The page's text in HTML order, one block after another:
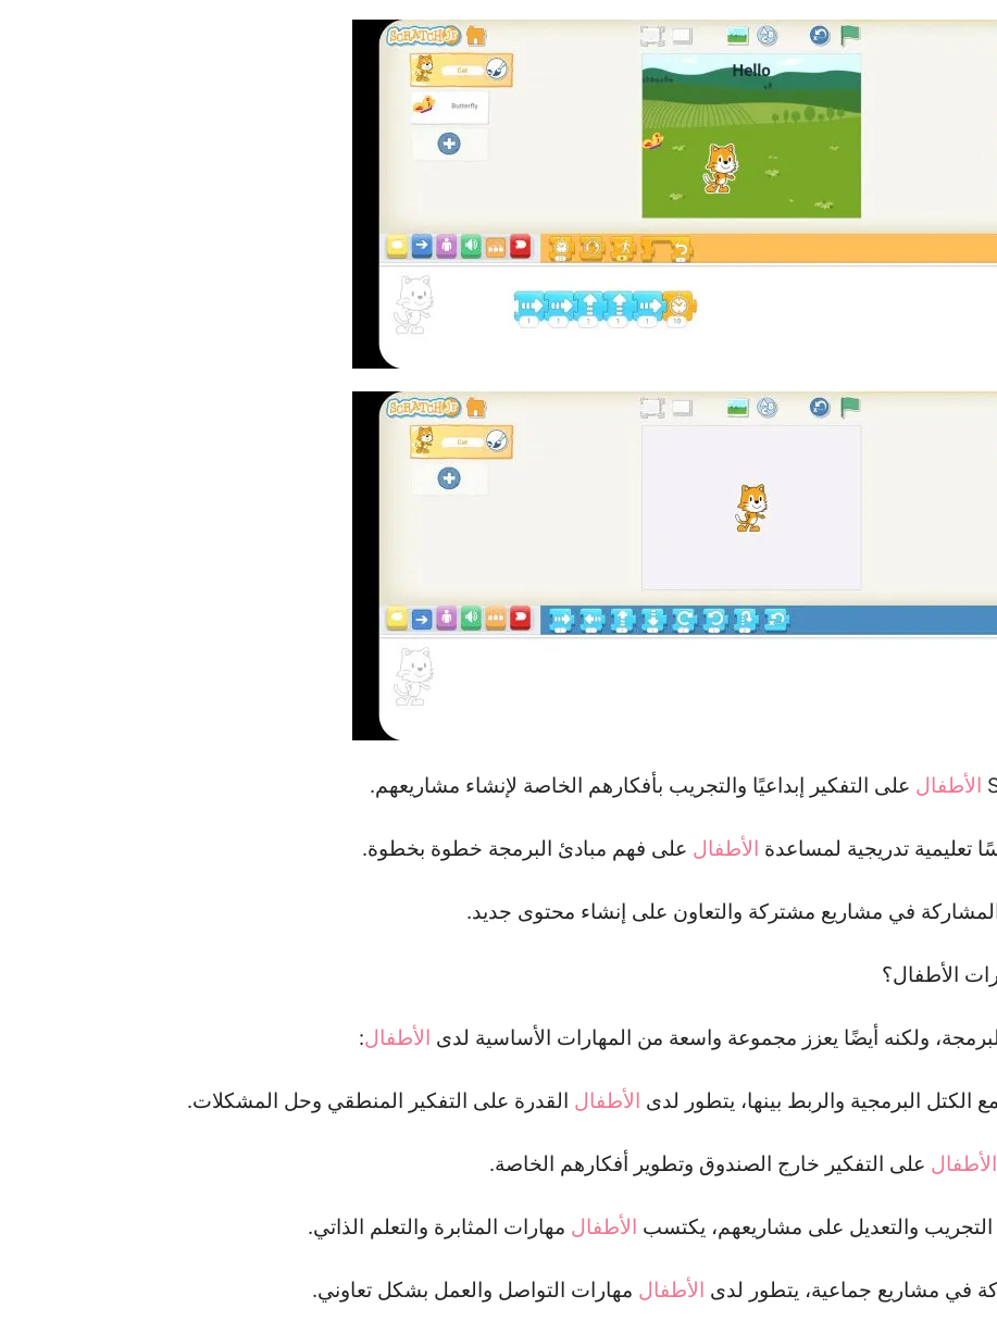
الأطفال على التفكير إبداعيًا والتجريب بأفكارهم الخاصة لإنشاء مشاريعهم.
الأطفال على فهم مبادئ البرمجة خطوة بخطوة.
الأطفال:
الأطفال القدرة على التفكير المنطقي وحل المشكلات.
الأطفال على التفكير خارج الصندوق وتطوير أفكارهم الخاصة.
الأطفال مهارات المثابرة والتعلم الذاتي.
الأطفال مهارات التواصل والعمل بشكل تعاوني.